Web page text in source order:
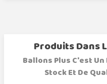
Produits Dans
Ballons Plus C'est
Stock Et De